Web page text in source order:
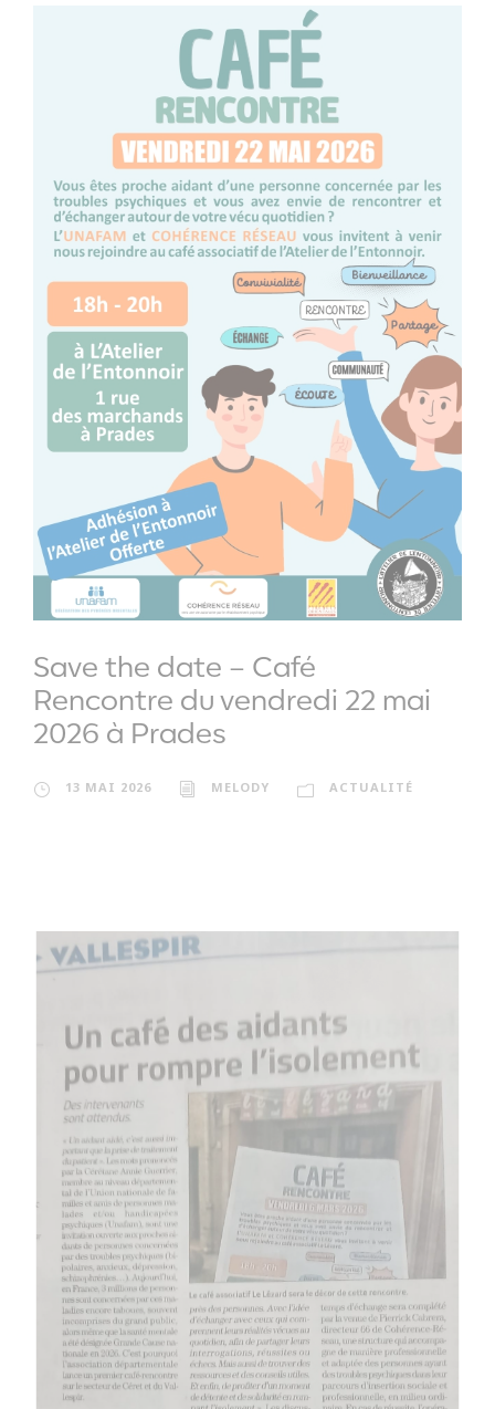
Save the date – Café
Rencontre du vendredi 22 mai
2026 à Prades
13 MAI 2026 MELODY ACTUALITÉ